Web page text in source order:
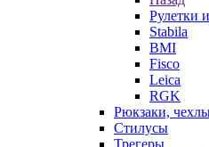
Рулетки
Stabila
BMI
Fisco
Leica
RGK
Рюкзаки,
Стилусы
Трегеры